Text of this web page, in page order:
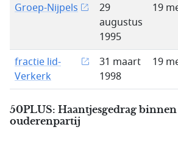
Groep-Nijpels
29
augustus
1995
19
fractie lid-
Verkerk
31 maart
1998
19
50PLUS: Haantjesgedrag
ouderenpartij